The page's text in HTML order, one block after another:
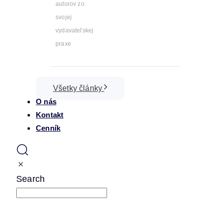
autorov zo
svojej
vydavateľskej
praxe
Všetky články
O nás
Kontakt
Cenník
Search